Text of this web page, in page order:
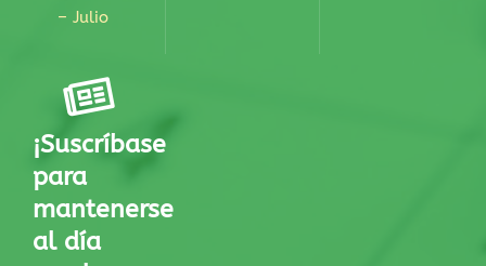
– Julio
¡Suscríbase
para
mantenerse
al día